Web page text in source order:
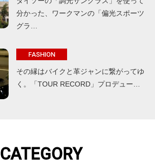
分かった、ワークマンの「偏光スポーツ
グラ…
FASHION
その縁はバイクと革ジャンに繋がってゆ
く。「TOUR RECORD」プロデュー…
CATEGORY